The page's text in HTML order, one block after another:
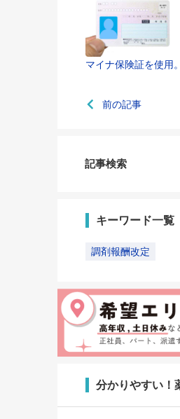
マイナ保険証を使用
前の記事
記事検索
キーワード一覧
調剤報酬改定
分かりやすい！